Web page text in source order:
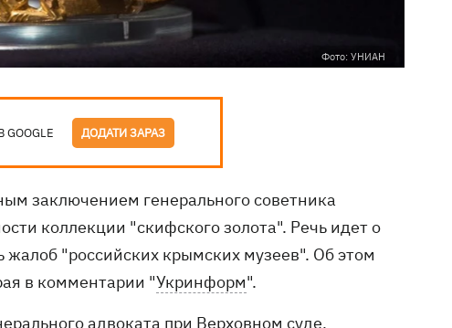
Фото: УНИАН
ДОДАТИ ЗАРАЗ
заключением генерального советника
коллекции "скифского золота". Речь идет о
"российских крымских музеев". Об этом
в комментарии "Укринформ".
адвоката при Верховном суде,